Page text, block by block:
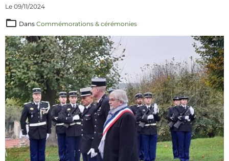
Le 09/11/2024
Dans Commémorations & cérémonies